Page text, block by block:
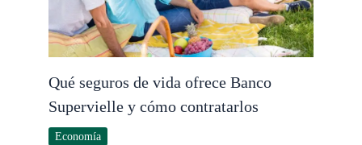
Qué seguros de vida ofrece Banco
Supervielle y cómo contratarlos
Economía